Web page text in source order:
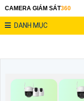
CAMERA GIÁM SÁT360
DANH MỤC